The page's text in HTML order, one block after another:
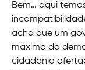
Bem… aqui
acha que um
máximo da
cidadania